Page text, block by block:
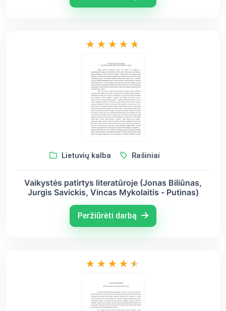
Lietuvių kalba Rašiniai
Vaikystės patirtys literatūroje (Jonas Biliūnas,
Jurgis Savickis, Vincas Mykolaitis - Putinas)
Peržiūrėti darbą